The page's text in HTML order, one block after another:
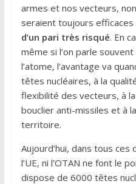
armes et nos vecteurs,
seraient toujours efficaces
d’un pari très risqué. En
même si l’on parle
l’atome, l’avantage va
têtes nucléaires, à la
flexibilité des vecteurs, à
bouclier anti-missiles et à
territoire.
Aujourd’hui, dans tous ces
l’UE, ni l’OTAN ne font le
dispose de 6000 têtes